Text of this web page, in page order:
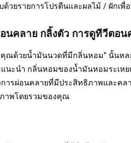
ด้วยรายการโปรตีนและผลไม้ / ผักเพื่
นคลาย กลิ้งตัว การดูทีวีตอน
คุณด้วยน้ำมันนวดที่มีกลิ่นหอม” นั้นห
นะนำ กลิ่นหอมของน้ำมันหอมระเหย
การผ่อนคลายที่มีประสิทธิภาพและคล
าพโดยรวมของคุณ